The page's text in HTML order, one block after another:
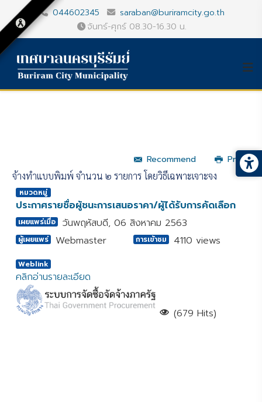
044602345
saraban@buriramcity.go.th
จันทร์-ศุกร์ 08.30-16.30 น.
Recommend
Print
จ้างทำแบบพิมพ์ จำนวน ๒ รายการ โดยวิธีเฉพาะเจาะจง
หมวดหมู่
ประกาศรายชื่อผู้ชนะการเสนอราคา/ผู้ได้รับการคัดเลือก
เผยแพร่เมื่อ วันพฤหัสบดี, 06 สิงหาคม 2563
ผู้เผยแพร่ Webmaster การเข้าชม 4110 views
Weblink
คลิกอ่านรายละเอียด
(679 Hits)